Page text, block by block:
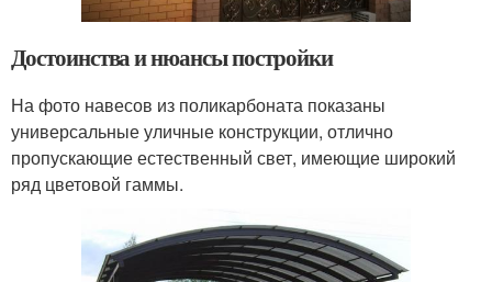
Достоинства и нюансы постройки
На фото навесов из поликарбоната показаны
универсальные уличные конструкции, отлично
пропускающие естественный свет, имеющие широкий
ряд цветовой гаммы.